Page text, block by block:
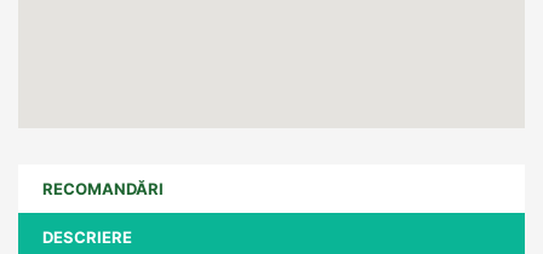
RECOMANDĂRI
DESCRIERE